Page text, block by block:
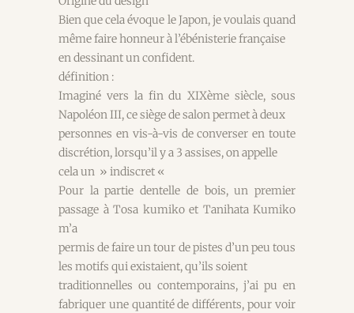
Bien que cela évoque le Japon, je voulais quand
même faire honneur à l’ébénisterie française
en dessinant un confident.
définition :
Imaginé vers la fin du XIXème siècle, sous
Napoléon III, ce siège de salon permet à deux
personnes en vis-à-vis de converser en toute
discrétion, lorsqu’il y a 3 assises, on appelle
cela un » indiscret «
Pour la partie dentelle de bois, un premier
passage à Tosa kumiko et Tanihata Kumiko
m’a
permis de faire un tour de pistes d’un peu tous
les motifs qui existaient, qu’ils soient
traditionnelles ou contemporains, j’ai pu en
fabriquer une quantité de différents, pour voir